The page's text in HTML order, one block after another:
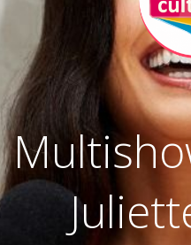
ACESSO
Arte, Cultura Pop e Entretenimento